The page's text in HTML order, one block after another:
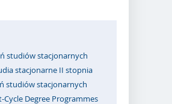
studiów stacjonarnych
stacjonarne II stopnia
studiów stacjonarnych
Degree Programmes